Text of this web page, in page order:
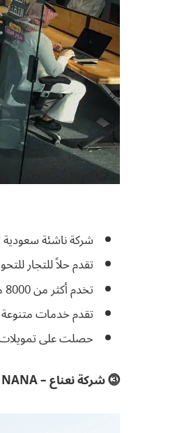
شركة ناشئة سعودية
تقدم حلاً للتجار
تخدم أكثر من 8000 متجر إلكتروني في 22 قطاعًا.
تقدم خدمات
حصلت على تمويلات تتجاوز 7
⓷ شركة نعناع – NANA السعودية :